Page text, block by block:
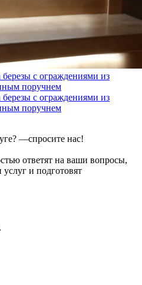
—cпросите нас!
ответят на ваши вопросы,
услуг и подготовят